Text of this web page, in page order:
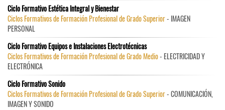
Ciclo Formativo Estética Integral y Bienestar
Ciclos Formativos de Formación Profesional de Grado Superior- IMAGEN
PERSONAL
Ciclo Formativo Equipos e Instalaciones Electrotécnicas
Ciclos Formativos de Formación Profesional de Grado Medio- ELECTRICIDAD Y
ELECTRÓNICA
Ciclo Formativo Sonido
Ciclos Formativos de Formación Profesional de Grado Superior- COMUNICACIÓN,
IMAGEN Y SONIDO